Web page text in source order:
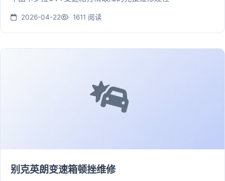
2026-04-22 1611 阅读
别克英朗变速箱顿挫维修